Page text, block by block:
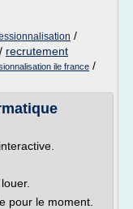
/
/ recrutement
ile france /
pour le moment.